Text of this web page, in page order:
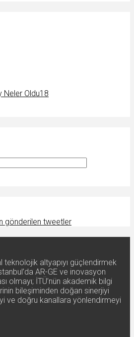
Neler Oldu18
gönderilen tweetler
teknolojik altyapıyı güçlendirmek
AR-GE ve inovasyon
olmayı; İTÜ’nün akademik bilgi
bileşiminden doğan sinerjiyi
ve doğru kanallara yönlendirmeyi